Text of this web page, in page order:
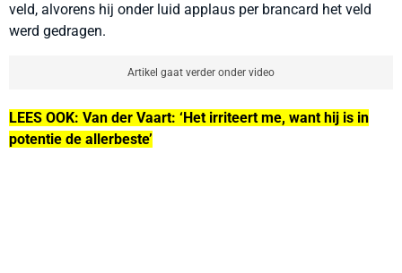
veld, alvorens hij onder luid applaus per brancard het veld
werd gedragen.
Artikel gaat verder onder video
LEES OOK: Van der Vaart: ‘Het irriteert me, want hij is in
potentie de allerbeste’